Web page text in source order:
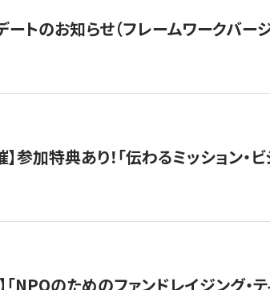
トのお知らせ（フレームワークバージ
】参加特典あり！「伝わるミッション
】「NPOのためのファンドレイジング